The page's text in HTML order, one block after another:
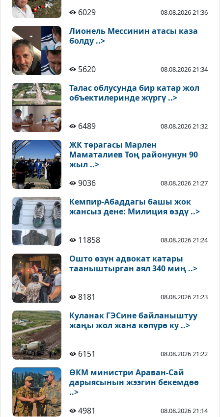
6029
08.08.2026 21:36
Лионель Мессинин атасы каза
болду ..>
5620 08.08.2026 21:34
Талас облусунда бир катар жол
объектилеринде жүргү ..>
6489 08.08.2026 21:32
ЖК төрагасы Марлен
Маматалиев Тоң районунун 90
жыл ..>
9036
08.08.2026 21:27
Кемпир-Абаддагы башы жок
жансыз дене: Милиция өздү ..>
11858 08.08.2026 21:24
Ошто өзүн адвокат катары
тааныштырган аял 340 миң ..>
8181 08.08.2026 21:23
Куланак ГЭСине байланыштуу
жаңы жол жана көпүрө ку ..>
6151 08.08.2026 21:22
ӨКМ министри Араван-Сай
дарыясынын жээгин бекемдөө
..>
4981
08.08.2026 21:14